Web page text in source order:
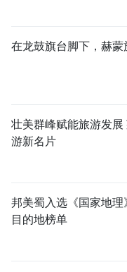
在龙鼓旗台脚下，赫
壮美群峰赋能旅游发
游新名片
邦美蜀入选《国家地
目的地榜单